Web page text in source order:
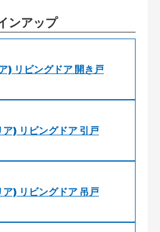
ンアップ
) リビングドア 開き戸
) リビングドア 引戸
) リビングドア 吊戸